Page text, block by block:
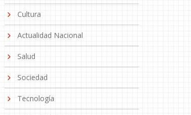
Cultura
Actualidad Nacional
Salud
Sociedad
Tecnología